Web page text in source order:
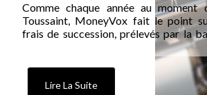
Comme chaque année au moment
Toussaint, MoneyVox fait le point
frais de succession, prélevés par la
sur les avoirs d’un client décédé
transfert des fonds à ses héritiers.
Lire La Suite